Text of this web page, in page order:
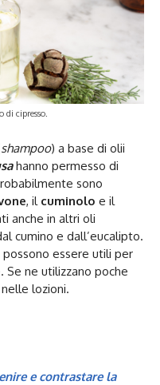
di cipresso.
shampoo) a base di olii
hanno permesso di
sono
, il cuminolo e il
anche in altri oli
cumino e dall’eucalipto.
essere utili per
. Se ne utilizzano poche
lozioni.
e contrastare la